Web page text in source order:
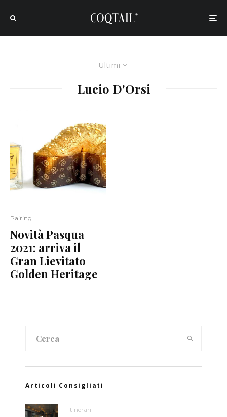
Ultimi
Lucio D'Orsi
Pairing
Novità Pasqua
2021: arriva il
Gran Lievitato
Golden Heritage
Articoli Consigliati
Itinerari